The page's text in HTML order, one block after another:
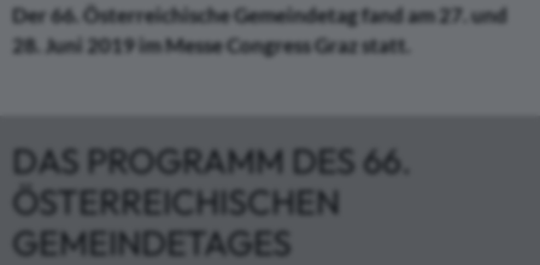
Der 66. Österreichische Gemeindetag fand am 27. und
28. Juni 2019 im MesseCongressGraz statt.
DAS PROGRAMM DES 66.
ÖSTERREICHISCHEN
GEMEINDETAGES